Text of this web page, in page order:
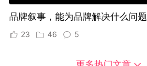
品牌叙事，能为品牌解决什么问题
23 46 5